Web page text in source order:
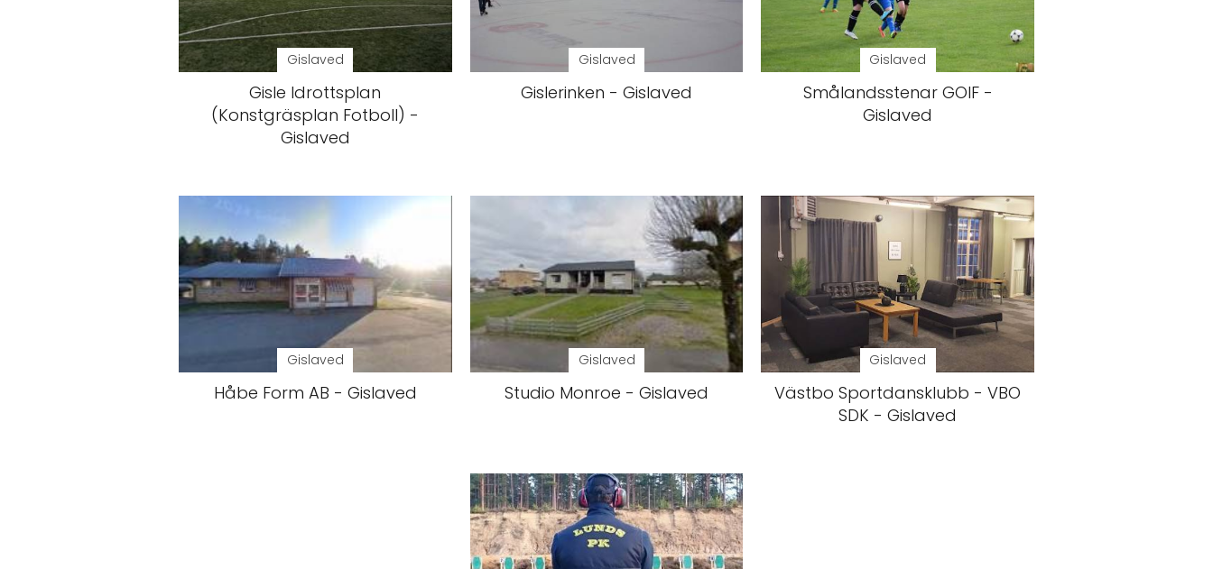
Gislaved
Gisle Idrottsplan
(Konstgräsplan Fotboll) -
Gislaved
Gislaved
Gislerinken - Gislaved
Gislaved
Smålandsstenar GOIF -
Gislaved
Gislaved
Håbe Form AB - Gislaved
Gislaved
Studio Monroe - Gislaved
Gislaved
Västbo Sportdansklubb - VBO
SDK - Gislaved